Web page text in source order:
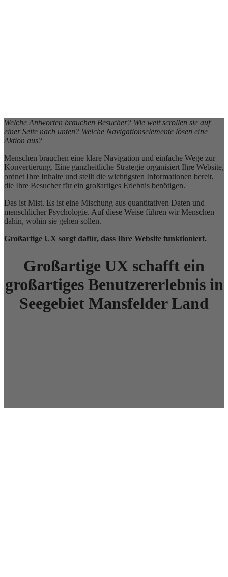
Welche Antworten brauchen Besucher? Wie weit scrollen sie auf
einer Seite nach unten? Welche Navigationselemente lösen eine
Aktion aus?
Menschen brauchen eine klare Navigation und einfache Wege zur
Konvertierung. Eine ganzheitliche Strategie organisiert Ihre Website,
ordnet Ihre Inhalte und stellt die wichtigsten Informationen bereit,
die Ihre Besucher für ein großartiges Erlebnis benötigen.
Das ist Mist. Es ist eine Mischung aus quantitativen Daten und
menschlicher Psychologie. Auf diese Weise führen wir Menschen
dahin, wohin sie gehen sollen.
Großartige UX sorgt dafür, dass Ihre Website funktioniert.
Großartige UX schafft ein
großartiges Benutzererlebnis in
Seegebiet Mansfelder Land